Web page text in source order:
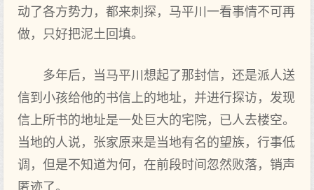
动了各方势力，都来刺探，马平川一看事情不可再
做，只好把泥土回填。
多年后，当马平川想起了那封信，还是派人送
信到小孩给他的书信上的地址，并进行探访，发现
信上所书的地址是一处巨大的宅院，已人去楼空。
当地的人说，张家原来是当地有名的望族，行事低
调，但是不知道为何，在前段时间忽然败落，销声
匿迹了。